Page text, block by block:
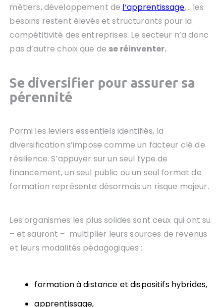
métiers, développement de l’apprentissage,… les
besoins restent élevés et structurants pour la
compétitivité des entreprises. Le secteur n’a donc
pas d’autre choix que de se réinventer.
Se diversifier pour assurer sa
pérennité
Parmi les leviers essentiels identifiés, la
diversification s’impose comme un facteur clé de
résilience. S’appuyer sur un seul type de
financement, un seul public ou un seul format de
formation représente désormais un risque majeur.
Les organismes les plus solides sont ceux qui ont su
– et sauront – multiplier leurs sources de revenus
et leurs modalités pédagogiques :
formation à distance et dispositifs hybrides,
apprentissage,